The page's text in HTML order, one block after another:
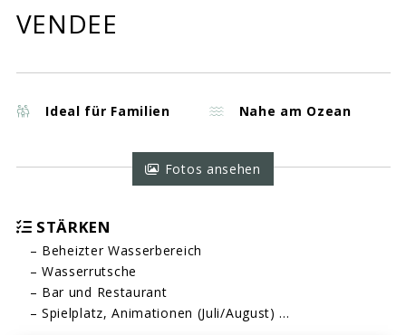
VENDEE
Ideal für Familien Nahe am Ozean
Fotos ansehen
STÄRKEN
– Beheizter Wasserbereich
– Wasserrutsche
– Bar und Restaurant
– Spielplatz, Animationen (Juli/August) …